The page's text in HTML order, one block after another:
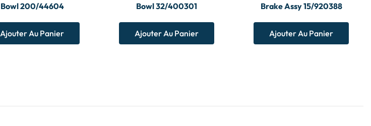
Bowl 200/44604
Ajouter Au Panier
Bowl 32/400301
Ajouter Au Panier
Brake Assy 15/920388
Ajouter Au Panier